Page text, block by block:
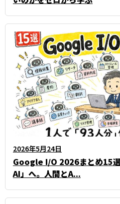
2026年5月24日
Google I/O 2026まとめ15
AI」へ。人間とA...